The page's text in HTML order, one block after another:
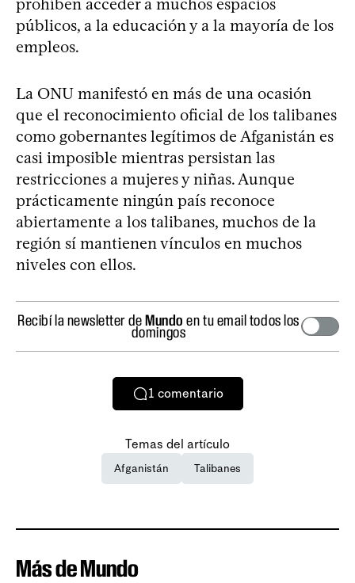
públicos, a la educación y a la mayoría de los
empleos.
La ONU manifestó en más de una ocasión
que el reconocimiento oficial de los talibanes
como gobernantes legítimos de Afganistán es
casi imposible mientras persistan las
restricciones a mujeres y niñas. Aunque
prácticamente ningún país reconoce
abiertamente a los talibanes, muchos de la
región sí mantienen vínculos en muchos
niveles con ellos.
Recibí la newsletter deMundo en tu email todos los
domingos
1 comentario
Temas del artículo
Afganistán Talibanes
Más de Mundo